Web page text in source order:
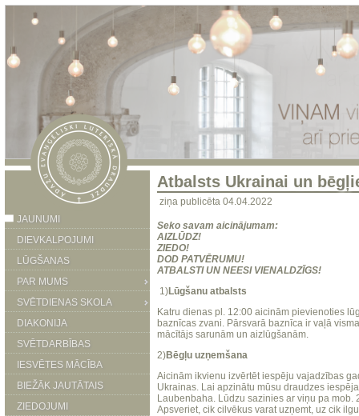
JAUNUMI
DIEVKALPOJUMI
LŪGŠANAS
PAR MUMS
SVĒTDIENAS SKOLA
DIAKONIJA
SVĒTDARBĪBAS
IESVĒTES MĀCĪBA
BIEŽĀK JAUTĀTAIS
ZIEDOJUMI
Atbalsts Ukrainai un
ziņa publicēta 04.04.2022
Seko savam aicinājumam:
AIZLŪDZ!
ZIEDO!
DOD PATVĒRUMU!
ATBALSTI UN NEESI VIENALDZĪGS!
1)Lūgšanu atbalsts
Katru dienas pl. 12:00 aicinām pievienoties
baznīcas zvani. Pārsvarā baznīca ir vaļā
mācītājs sarunām un aizlūgšanām.
2)Bēgļu uzņemšana
Aicinām ikvienu izvērtēt iespēju vajadzības
Ukrainas. Lai apzinātu mūsu draudzes
Laubenbaha. Lūdzu sazinies ar viņu pa mob.
Apsveriet, cik cilvēkus varat uzņemt, uz cik